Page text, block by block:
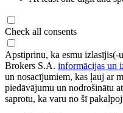
Check all consents
Apstiprinu, ka esmu
Brokers S.A. informācijas un
un nosacījumiem, kas ļauj ar
piedāvājumu un nodrošinātu
saprotu, ka varu no šī